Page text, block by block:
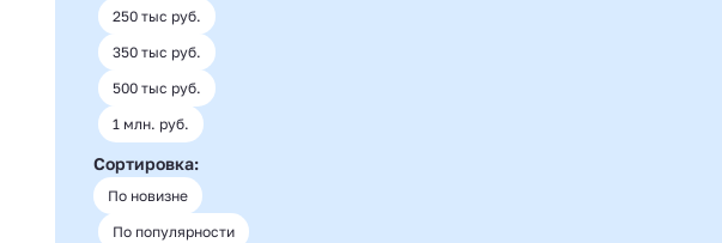
250 тыс руб.
350 тыс руб.
500 тыс руб.
1 млн. руб.
Сортировка:
По новизне
По популярности